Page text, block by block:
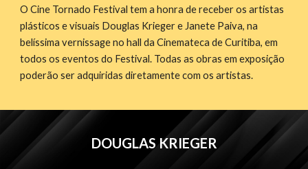
O Cine Tornado Festival tem a honra de receber os artistas
plásticos e visuais Douglas Krieger e Janete Paiva, na
belíssima vernissage no hall da Cinemateca de Curitiba, em
todos os eventos do Festival. Todas as obras em exposição
poderão ser adquiridas diretamente com os artistas.
DOUGLAS KRIEGER